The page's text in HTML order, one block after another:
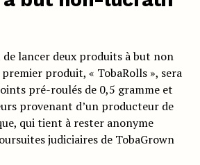
lancer deux produits à but non
produit, « TobaRolls », sera
pré-roulés de 0,5 gramme et
provenant d’un producteur de
qui tient à rester anonyme
judiciaires de TobaGrown